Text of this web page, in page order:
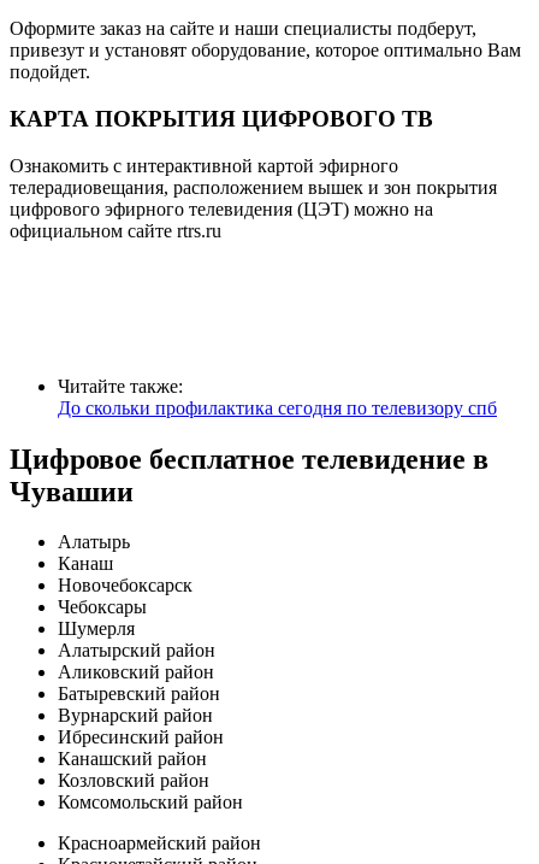
Оформите заказ на сайте и наши специалисты подберут,
привезут и установят оборудование, которое оптимально Вам
подойдет.
КАРТА ПОКРЫТИЯ ЦИФРОВОГО ТВ
Ознакомить с интерактивной картой эфирного
телерадиовещания, расположением вышек и зон покрытия
цифрового эфирного телевидения (ЦЭТ) можно на
официальном сайте rtrs.ru
Читайте также:
До скольки профилактика сегодня по телевизору спб
Цифровое бесплатное телевидение в
Чувашии
Алатырь
Канаш
Новочебоксарск
Чебоксары
Шумерля
Алатырский район
Аликовский район
Батыревский район
Вурнарский район
Ибресинский район
Канашский район
Козловский район
Комсомольский район
Красноармейский район